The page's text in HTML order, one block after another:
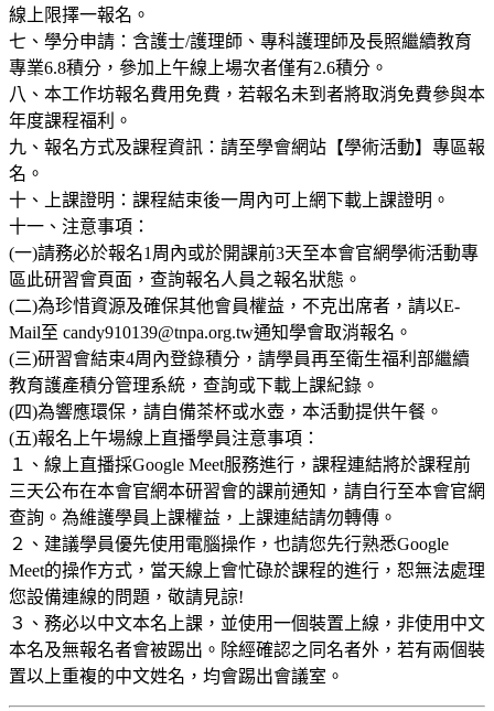
線上限擇一報名。
七、學分申請：含護士/護理師、專科護理師及長照繼續教育
專業6.8積分，參加上午線上場次者僅有2.6積分。
八、本工作坊報名費用免費，若報名未到者將取消免費參與本
年度課程福利。
九、報名方式及課程資訊：請至學會網站【學術活動】專區報
名。
十、上課證明：課程結束後一周內可上網下載上課證明。
十一、注意事項：
(一)請務必於報名1周內或於開課前3天至本會官網學術活動專
區此研習會頁面，查詢報名人員之報名狀態。
(二)為珍惜資源及確保其他會員權益，不克出席者，請以E-
Mail至 candy910139@tnpa.org.tw通知學會取消報名。
(三)研習會結束4周內登錄積分，請學員再至衛生福利部繼續
教育護產積分管理系統，查詢或下載上課紀錄。
(四)為響應環保，請自備茶杯或水壺，本活動提供午餐。
(五)報名上午場線上直播學員注意事項：
１、線上直播採Google Meet服務進行，課程連結將於課程前
三天公布在本會官網本研習會的課前通知，請自行至本會官網
查詢。為維護學員上課權益，上課連結請勿轉傳。
２、建議學員優先使用電腦操作，也請您先行熟悉Google
Meet的操作方式，當天線上會忙碌於課程的進行，恕無法處理
您設備連線的問題，敬請見諒!
３、務必以中文本名上課，並使用一個裝置上線，非使用中文
本名及無報名者會被踢出。除經確認之同名者外，若有兩個裝
置以上重複的中文姓名，均會踢出會議室。